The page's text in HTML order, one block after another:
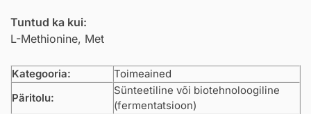
Tuntud ka kui:
L-Methionine, Met
Kategooria:
Toimeained
Päritolu:
Sünteetiline või biotehnoloogiline
(fermentatsioon)